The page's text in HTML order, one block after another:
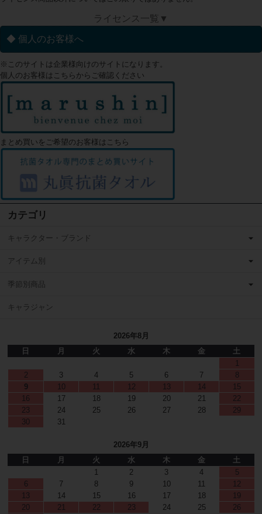
ライセンス一覧▼
◆ 個人のお客様へ
※このサイトは企業様向けのサイトになります。
個人のお客様はこちらからご確認ください
まとめ買いをご希望のお客様はこちら
カテゴリ
キャラクター・ブランド
アイテム別
季節別商品
キャラジャン
2026年8月
日
月 火 水 木 金
土
1
2
3 4 5 6 7
8
9
10 11 12 13 14
15
16
17 18 19 20 21
22
23
24 25 26 27 28
29
30
31
2026年9月
日
月 火 水 木 金
土
1
2 3 4
5
6
7 8 9 10 11
12
13
14 15 16 17 18
19
20
21 22 23 24 25 26